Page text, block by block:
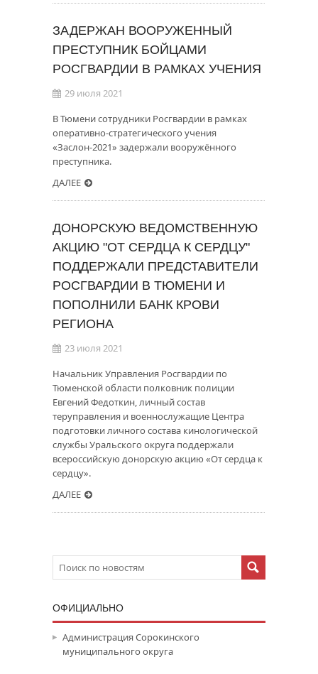
ЗАДЕРЖАН ВООРУЖЕННЫЙ
ПРЕСТУПНИК БОЙЦАМИ
РОСГВАРДИИ В РАМКАХ УЧЕНИЯ
29 июля 2021
В Тюмени сотрудники Росгвардии в рамках
оперативно-стратегического учения
«Заслон-2021» задержали вооружённого
преступника.
ДАЛЕЕ
ДОНОРСКУЮ ВЕДОМСТВЕННУЮ
АКЦИЮ "ОТ СЕРДЦА К СЕРДЦУ"
ПОДДЕРЖАЛИ ПРЕДСТАВИТЕЛИ
РОСГВАРДИИ В ТЮМЕНИ И
ПОПОЛНИЛИ БАНК КРОВИ
РЕГИОНА
23 июля 2021
Начальник Управления Росгвардии по
Тюменской области полковник полиции
Евгений Федоткин, личный состав
теруправления и военнослужащие Центра
подготовки личного состава кинологической
службы Уральского округа поддержали
всероссийскую донорскую акцию «От сердца к
сердцу».
ДАЛЕЕ
ОФИЦИАЛЬНО
Администрация Сорокинского
муниципального округа